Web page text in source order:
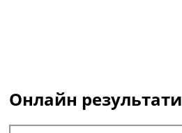
Онлайн результати